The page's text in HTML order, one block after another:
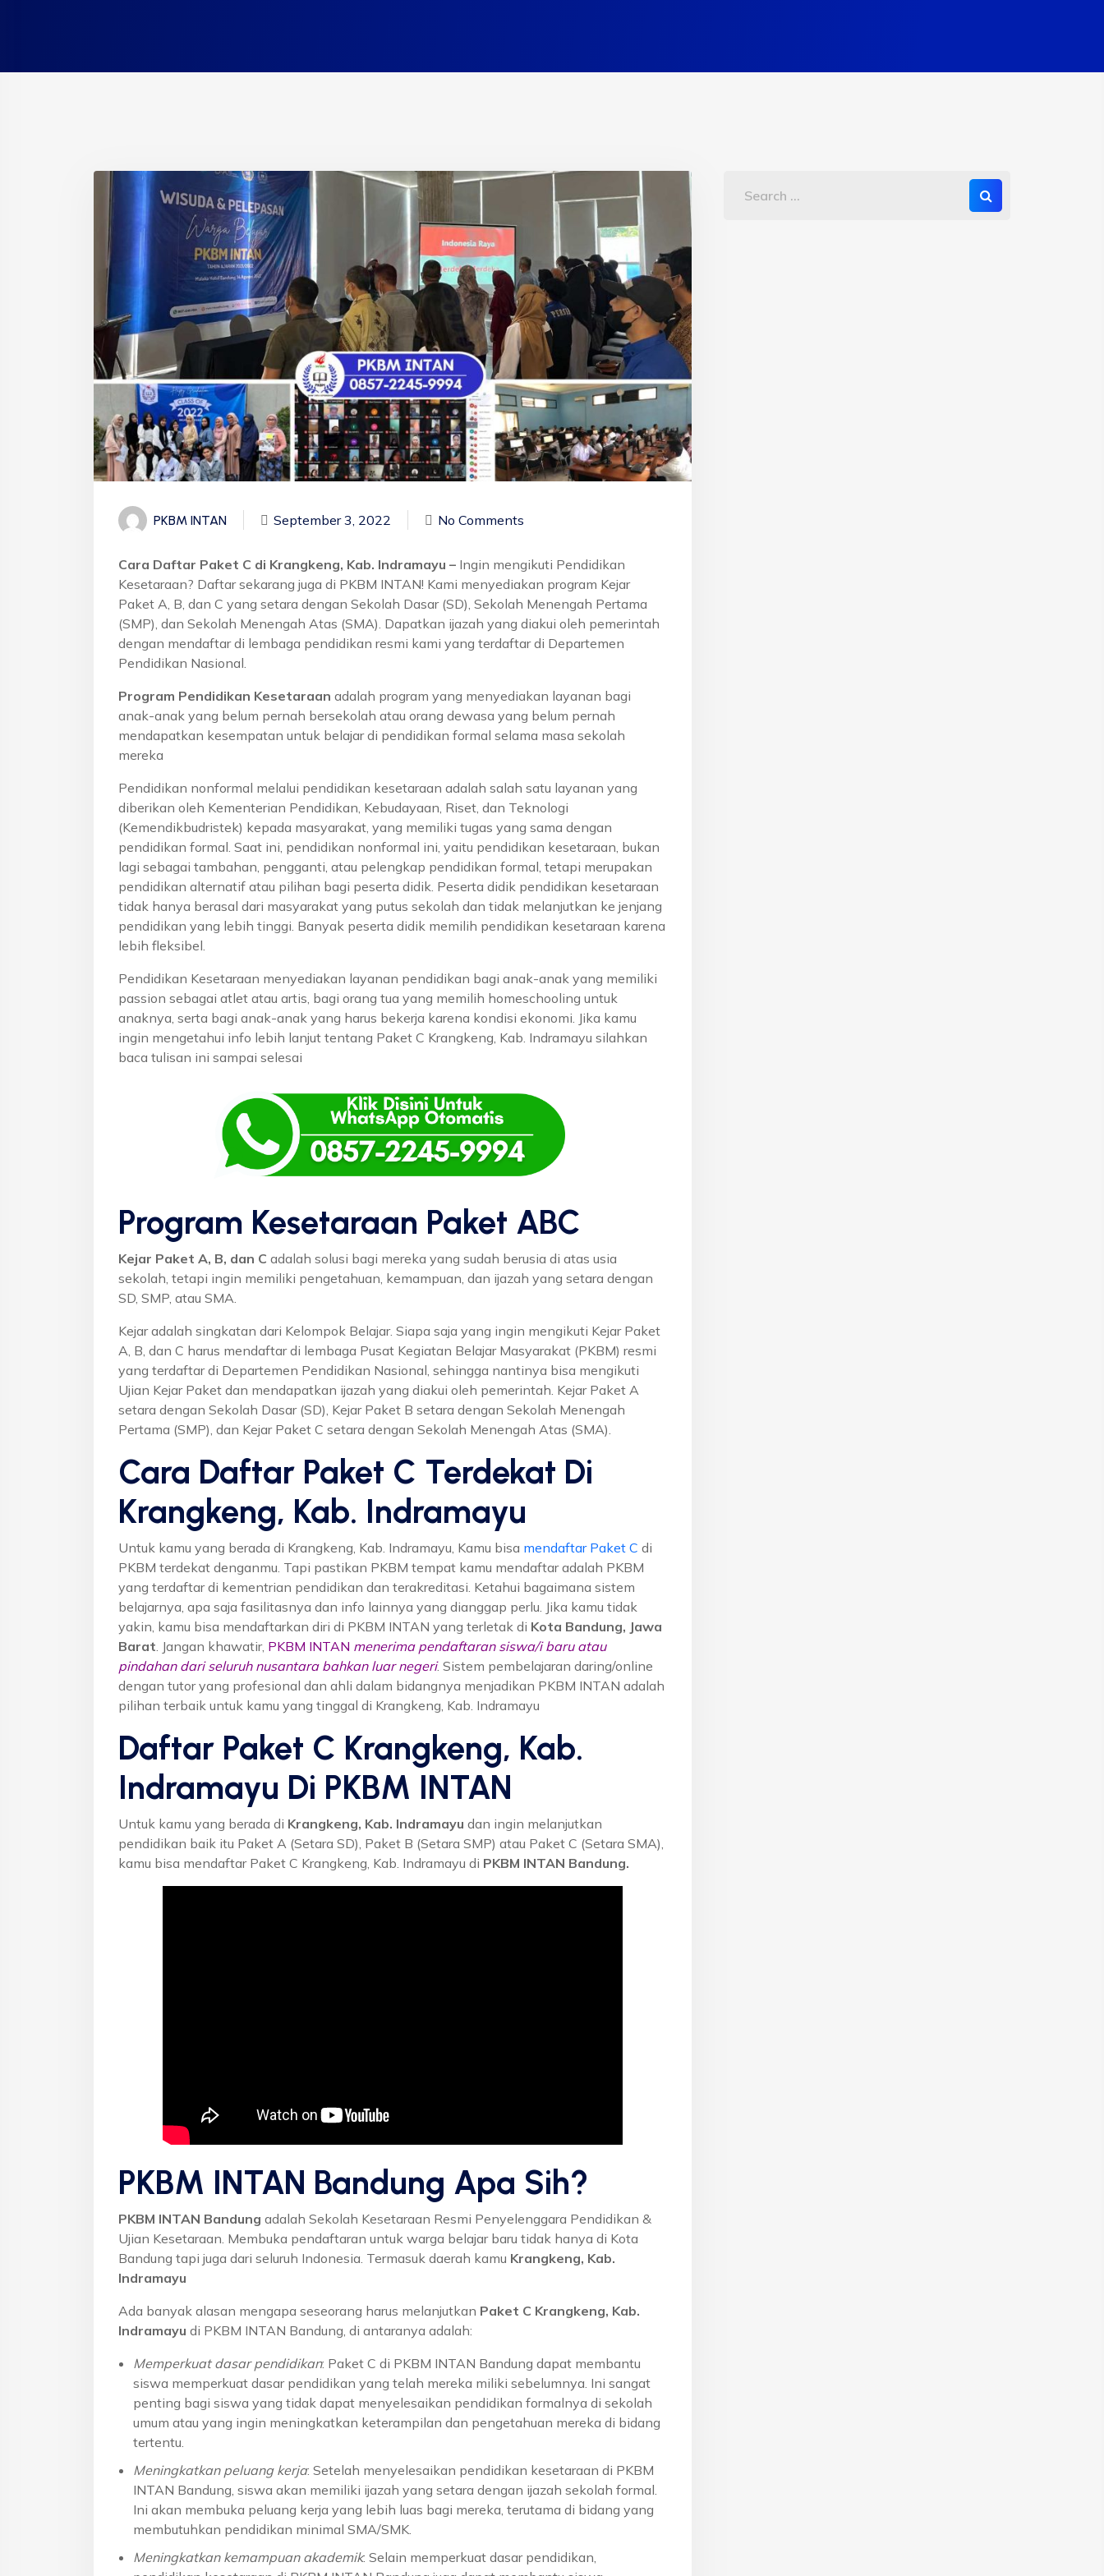
PKBM INTAN September 3, 2022 No Comments
Cara Daftar Paket C di Krangkeng, Kab. Indramayu – Ingin mengikuti Pendidikan
Kesetaraan? Daftar sekarang juga di PKBM INTAN! Kami menyediakan program Kejar
Paket A, B, dan C yang setara dengan Sekolah Dasar (SD), Sekolah Menengah Pertama
(SMP), dan Sekolah Menengah Atas (SMA). Dapatkan ijazah yang diakui oleh pemerintah
dengan mendaftar di lembaga pendidikan resmi kami yang terdaftar di Departemen
Pendidikan Nasional.
Program Pendidikan Kesetaraan adalah program yang menyediakan layanan bagi
anak-anak yang belum pernah bersekolah atau orang dewasa yang belum pernah
mendapatkan kesempatan untuk belajar di pendidikan formal selama masa sekolah
mereka
Pendidikan nonformal melalui pendidikan kesetaraan adalah salah satu layanan yang
diberikan oleh Kementerian Pendidikan, Kebudayaan, Riset, dan Teknologi
(Kemendikbudristek) kepada masyarakat, yang memiliki tugas yang sama dengan
pendidikan formal. Saat ini, pendidikan nonformal ini, yaitu pendidikan kesetaraan, bukan
lagi sebagai tambahan, pengganti, atau pelengkap pendidikan formal, tetapi merupakan
pendidikan alternatif atau pilihan bagi peserta didik. Peserta didik pendidikan kesetaraan
tidak hanya berasal dari masyarakat yang putus sekolah dan tidak melanjutkan ke jenjang
pendidikan yang lebih tinggi. Banyak peserta didik memilih pendidikan kesetaraan karena
lebih fleksibel.
Pendidikan Kesetaraan menyediakan layanan pendidikan bagi anak-anak yang memiliki
passion sebagai atlet atau artis, bagi orang tua yang memilih homeschooling untuk
anaknya, serta bagi anak-anak yang harus bekerja karena kondisi ekonomi. Jika kamu
ingin mengetahui info lebih lanjut tentang Paket C Krangkeng, Kab. Indramayu silahkan
baca tulisan ini sampai selesai
Program Kesetaraan Paket ABC
Kejar Paket A, B, dan C adalah solusi bagi mereka yang sudah berusia di atas usia
sekolah, tetapi ingin memiliki pengetahuan, kemampuan, dan ijazah yang setara dengan
SD, SMP, atau SMA.
Kejar adalah singkatan dari Kelompok Belajar. Siapa saja yang ingin mengikuti Kejar Paket
A, B, dan C harus mendaftar di lembaga Pusat Kegiatan Belajar Masyarakat (PKBM) resmi
yang terdaftar di Departemen Pendidikan Nasional, sehingga nantinya bisa mengikuti
Ujian Kejar Paket dan mendapatkan ijazah yang diakui oleh pemerintah. Kejar Paket A
setara dengan Sekolah Dasar (SD), Kejar Paket B setara dengan Sekolah Menengah
Pertama (SMP), dan Kejar Paket C setara dengan Sekolah Menengah Atas (SMA).
Cara Daftar Paket C Terdekat Di
Krangkeng, Kab. Indramayu
Untuk kamu yang berada di Krangkeng, Kab. Indramayu, Kamu bisa mendaftar Paket C di
PKBM terdekat denganmu. Tapi pastikan PKBM tempat kamu mendaftar adalah PKBM
yang terdaftar di kementrian pendidikan dan terakreditasi. Ketahui bagaimana sistem
belajarnya, apa saja fasilitasnya dan info lainnya yang dianggap perlu. Jika kamu tidak
yakin, kamu bisa mendaftarkan diri di PKBM INTAN yang terletak di Kota Bandung, Jawa
Barat . Jangan khawatir, PKBM INTAN menerima pendaftaran siswa/i baru atau
pindahan dari seluruh nusantara bahkan luar negeri. Sistem pembelajaran daring/online
dengan tutor yang profesional dan ahli dalam bidangnya menjadikan PKBM INTAN adalah
pilihan terbaik untuk kamu yang tinggal di Krangkeng, Kab. Indramayu
Daftar Paket C Krangkeng, Kab.
Indramayu Di PKBM INTAN
Untuk kamu yang berada di Krangkeng, Kab. Indramayu dan ingin melanjutkan
pendidikan baik itu Paket A (Setara SD), Paket B (Setara SMP) atau Paket C (Setara SMA),
kamu bisa mendaftar Paket C Krangkeng, Kab. Indramayu di PKBM INTAN Bandung.
PKBM INTAN Bandung Apa Sih?
PKBM INTAN Bandung adalah Sekolah Kesetaraan Resmi Penyelenggara Pendidikan &
Ujian Kesetaraan. Membuka pendaftaran untuk warga belajar baru tidak hanya di Kota
Bandung tapi juga dari seluruh Indonesia. Termasuk daerah kamu Krangkeng, Kab.
Indramayu
Ada banyak alasan mengapa seseorang harus melanjutkan Paket C Krangkeng, Kab.
Indramayu di PKBM INTAN Bandung, di antaranya adalah:
Memperkuat dasar pendidikan: Paket C di PKBM INTAN Bandung dapat membantu
siswa memperkuat dasar pendidikan yang telah mereka miliki sebelumnya. Ini sangat
penting bagi siswa yang tidak dapat menyelesaikan pendidikan formalnya di sekolah
umum atau yang ingin meningkatkan keterampilan dan pengetahuan mereka di bidang
tertentu.
Meningkatkan peluang kerja: Setelah menyelesaikan pendidikan kesetaraan di PKBM
INTAN Bandung, siswa akan memiliki ijazah yang setara dengan ijazah sekolah formal.
Ini akan membuka peluang kerja yang lebih luas bagi mereka, terutama di bidang yang
membutuhkan pendidikan minimal SMA/SMK.
Meningkatkan kemampuan akademik: Selain memperkuat dasar pendidikan,